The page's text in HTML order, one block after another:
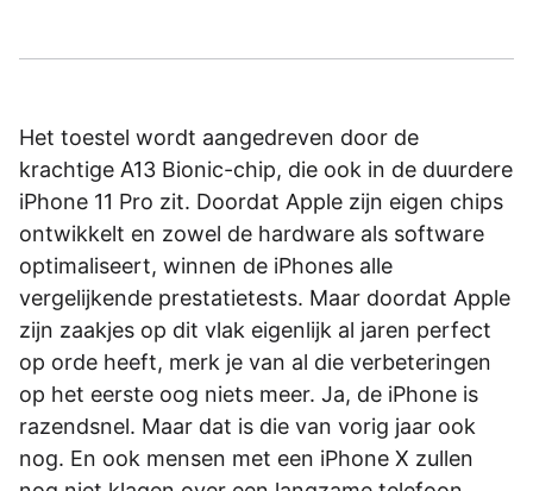
Het toestel wordt aangedreven door de
krachtige A13 Bionic-chip, die ook in de duurdere
iPhone 11 Pro zit. Doordat Apple zijn eigen chips
ontwikkelt en zowel de hardware als software
optimaliseert, winnen de iPhones alle
vergelijkende prestatietests. Maar doordat Apple
zijn zaakjes op dit vlak eigenlijk al jaren perfect
op orde heeft, merk je van al die verbeteringen
op het eerste oog niets meer. Ja, de iPhone is
razendsnel. Maar dat is die van vorig jaar ook
nog. En ook mensen met een iPhone X zullen